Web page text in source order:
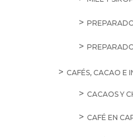
CAFÉS, CACAO E
CACAOS Y
CAFÉ EN